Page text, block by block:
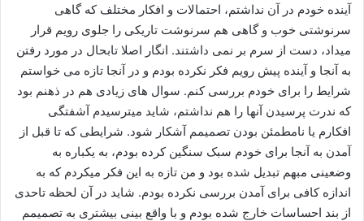
آینده خودم در آن نداشتم، احتمالات و افکار مختلف که گاهی
سرنوشتی خوب و گاهی هم سرنوشت تاریکی را جلوی رویم قرار
میداد، دست از سرم بر نمی داشتند. انگار اصلا تابحال در مورد رفتن
به آنجا و آینده پیش رویم فکر نکرده بودم و در آنجا تازه می خواستم
شرایط را برای خودم بررسی کنم. سوال های زیادی هم در ذهنم بود
که ندرت پرسیدن آنها را هم نداشتم، شاید میترسیدم آشفتگی
افکارم یا نامطمئن بودن تصمیمم آشکار شود. شرایطی که تا قبل از
آمدن به آنجا برای خودم سبک سنگین کرده بودم، به یکباره به
وضعینی مبهم تبدیل شده بود و من تازه به این فکر میکردم که به
اندازه کافی برای آمدن بررسی نکرده بودم. شاید در آن لحظه تاحدی
از بند احساسات خارج شده بودم و با واقع بینی بیشتری به تصمیمم